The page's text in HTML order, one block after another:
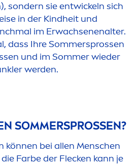
sondern sie entwickeln sich
in der Kindheit und
im Erwachsenenalter.
dass Ihre Sommersprossen
und im Sommer wieder
werden.
SOMMERSPROSSEN?
können bei allen Menschen
Farbe der Flecken kann je